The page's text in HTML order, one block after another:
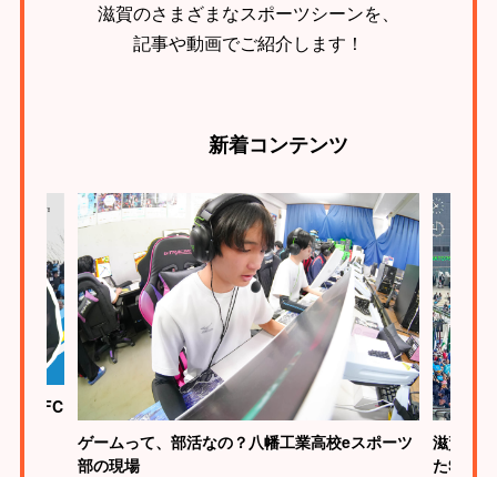
滋賀のさまざまなスポーツシーンを、
記事や動画でご紹介します！
新着コンテンツ
滋賀FC
ゲームって、部活なの？八幡工業高校eスポーツ
部の現場
滋賀ら
た